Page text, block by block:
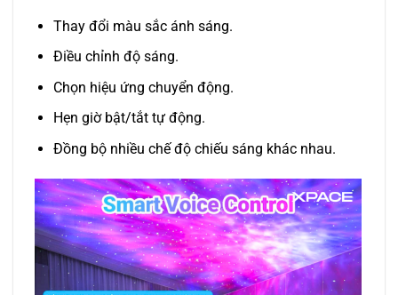
Thay đổi màu sắc ánh sáng.
Điều chỉnh độ sáng.
Chọn hiệu ứng chuyển động.
Hẹn giờ bật/tắt tự động.
Đồng bộ nhiều chế độ chiếu sáng khác nhau.